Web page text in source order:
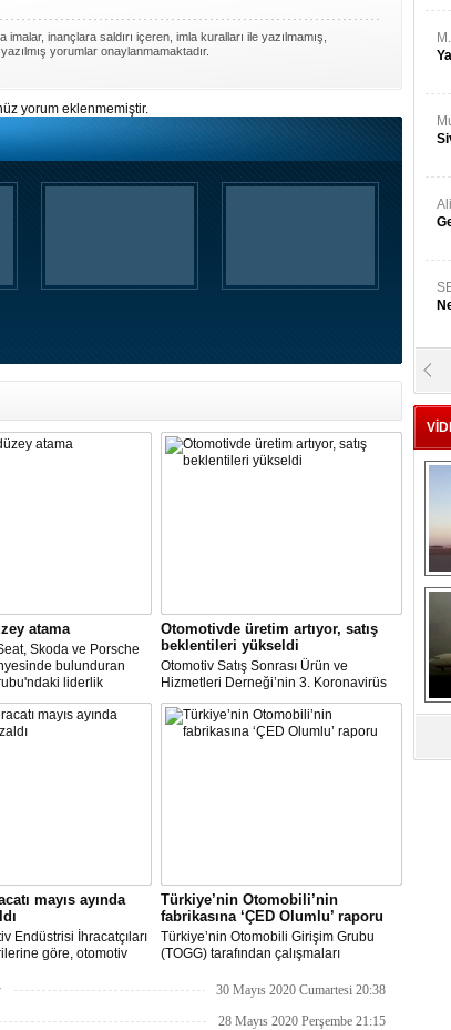
inançlara saldırı içeren, imla kuralları ile yazılmamış,
yorumlar onaylanmamaktadır.
yorum eklenmemiştir.
atama
Skoda ve Porsche
bulunduran
liderlik
güçlü işçi
indirimini
çalıştığı bir zamanda
Otomotivde üretim artıyor, satış
beklentileri yükseldi
Otomotiv Satış Sonrası Ürün ve
Hizmetleri Derneği’nin 3. Koronavirüs
Etki Araştırması’na göre; üretime devam
eden şirketlerin oranı yükselişe geçti.
Ara veren şirketler ise bu ay
mayıs ayında
Endüstrisi İhracatçıları
göre, otomotiv
geçen senenin
göre yüzde 56 düşüşle 1
dolar ihracat
Türkiye’nin Otomobili’nin
fabrikasına ‘ÇED Olumlu’ raporu
Türkiye’nin Otomobili Girişim Grubu
(TOGG) tarafından çalışmaları
Türkiye’nin Otomobili yatırımı Bursa’nın
fabrika inşaatının başlayabilmesi için
30 Mayıs 2020 Cumartesi 20:38
28 Mayıs 2020 Perşembe 21:15